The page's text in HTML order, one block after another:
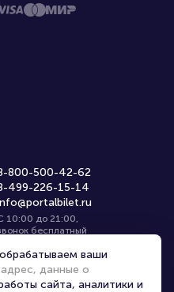
800-500-42-62
499-226-15-14
10:00 до 21:00,
бесплатный
Все площадки
ваши
данные о
сайта, аналитики и